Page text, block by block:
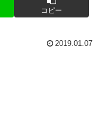
コピー
2019.01.07